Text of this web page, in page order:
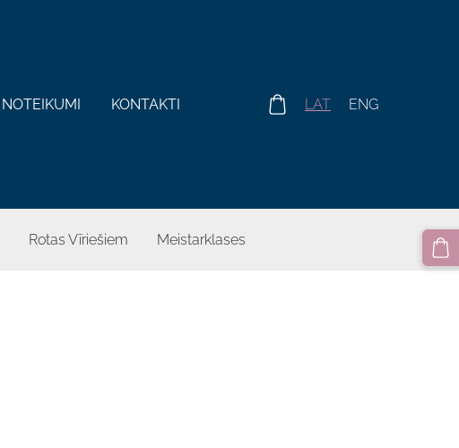
NOTEIKUMI KONTAKTI LAT ENG
Rotas Vīriešiem Meistarklases